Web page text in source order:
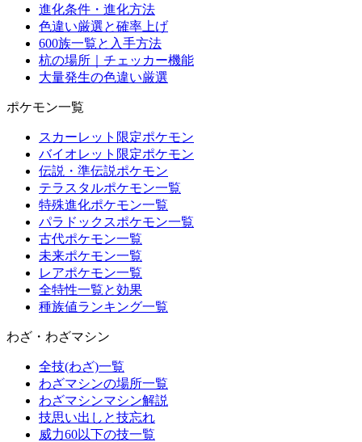
進化条件・進化方法
色違い厳選と確率上げ
600族一覧と入手方法
杭の場所｜チェッカー機能
大量発生の色違い厳選
ポケモン一覧
スカーレット限定ポケモン
バイオレット限定ポケモン
伝説・準伝説ポケモン
テラスタルポケモン一覧
特殊進化ポケモン一覧
パラドックスポケモン一覧
古代ポケモン一覧
未来ポケモン一覧
レアポケモン一覧
全特性一覧と効果
種族値ランキング一覧
わざ・わざマシン
全技(わざ)一覧
わざマシンの場所一覧
わざマシンマシン解説
技思い出しと技忘れ
威力60以下の技一覧